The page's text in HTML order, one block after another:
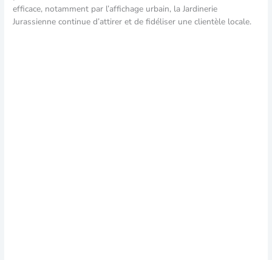
efficace, notamment par l’affichage urbain, la Jardinerie
Jurassienne continue d’attirer et de fidéliser une clientèle locale.